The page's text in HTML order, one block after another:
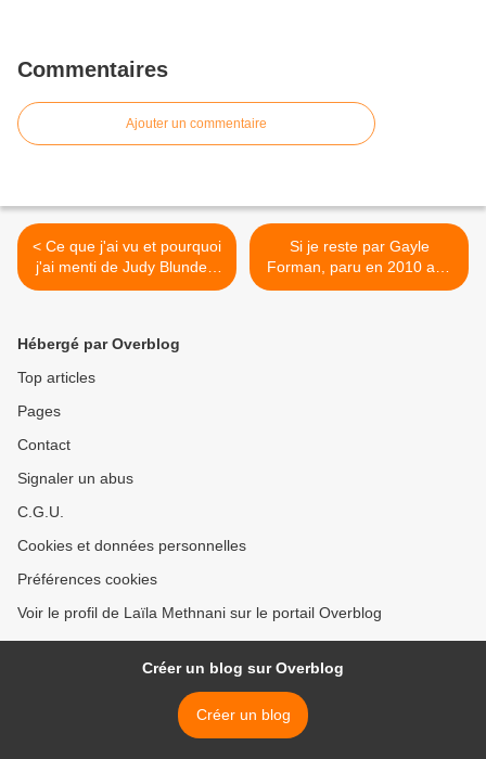
Commentaires
Ajouter un commentaire
< Ce que j'ai vu et pourquoi
j'ai menti de Judy Blundell,
paru en 2010
Si je reste par Gayle
Forman, paru en 2010 aux
éditions Pocket >
Hébergé par Overblog
Top articles
Pages
Contact
Signaler un abus
C.G.U.
Cookies et données personnelles
Préférences cookies
Voir le profil de Laïla Methnani sur le portail Overblog
Créer un blog sur Overblog
Créer un blog